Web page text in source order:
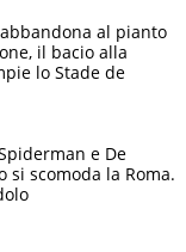
F
l’asta
M
l’asta
al pianto
il bacio alla
lo Stade de
e De
si scomoda la Roma.